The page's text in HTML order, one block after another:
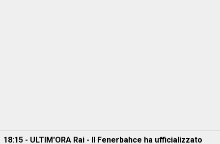
18:15 - ULTIM'ORA Rai - Il Fenerbahce ha ufficializzato